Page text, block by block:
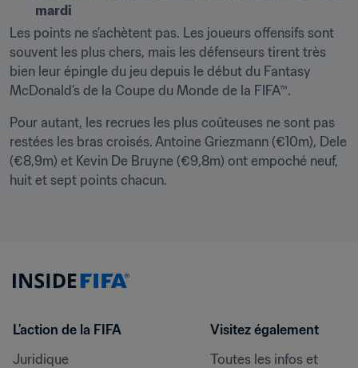
mardi
Les points ne s’achètent pas. Les joueurs offensifs sont
souvent les plus chers, mais les défenseurs tirent très
bien leur épingle du jeu depuis le début du Fantasy
McDonald’s de la Coupe du Monde de la FIFA™.
Pour autant, les recrues les plus coûteuses ne sont pas
restées les bras croisés. Antoine Griezmann (€10m), Dele
(€8,9m) et Kevin De Bruyne (€9,8m) ont empoché neuf,
huit et sept points chacun.
L’action de la FIFA
Juridique
Visitez également
Toutes les infos et